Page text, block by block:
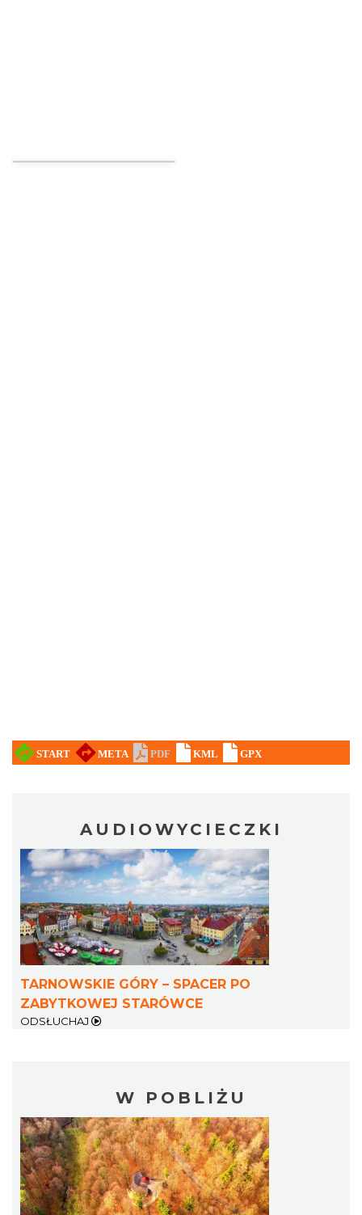
AUDIOWYCIECZKI
TARNOWSKIE GÓRY – SPACER PO
ZABYTKOWEJ STARÓWCE
ODSŁUCHAJ
W POBLIŻU